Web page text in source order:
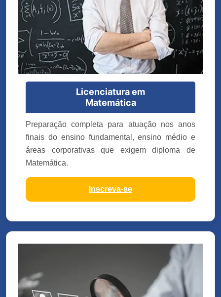
Licenciatura em
Matemática
Preparação completa para atuação nos anos
finais do ensino fundamental, ensino médio e
áreas corporativas que exigem diploma de
Matemática.
Inscreva-se